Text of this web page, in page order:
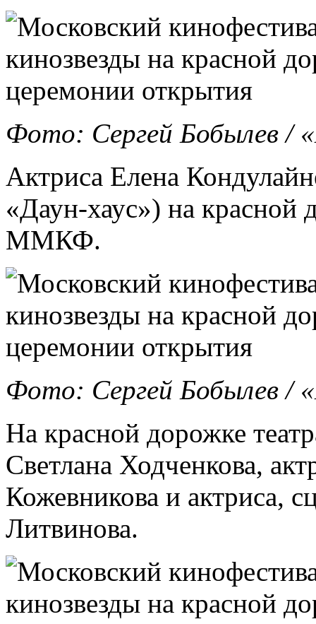
Фото: Сергей Бобылев /
Актриса Елена
«Даун-хаус») на красной
ММКФ.
Фото: Сергей Бобылев /
На красной дорожке
Светлана Ходченкова,
Кожевникова и актриса,
Литвинова.